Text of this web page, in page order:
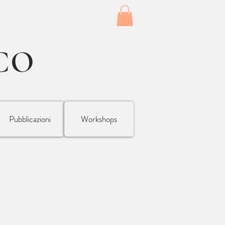
Pubblicazioni Workshops